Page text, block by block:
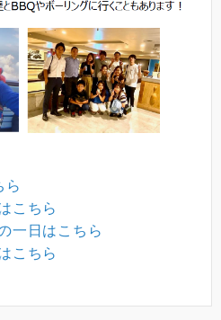
ら
こちら
一日はこちら
こちら